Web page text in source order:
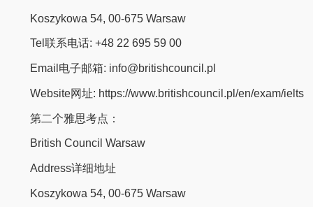
Koszykowa 54, 00-675 Warsaw
Tel联系电话: +48 22 695 59 00
Email电子邮箱: info@britishcouncil.pl
Website网址: https://www.britishcouncil.pl/en/exam/ielts
第二个雅思考点：
British Council Warsaw
Address详细地址
Koszykowa 54, 00-675 Warsaw